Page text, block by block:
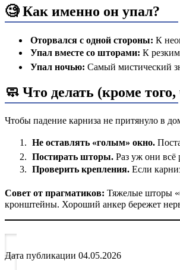
🧐 Как именно он упал?
Оторвался с одной стороны: К
Упал вместе со шторами: К
Упал ночью: Самый мистический
🧼 Что делать (кроме
Чтобы падение карниза не притянуло в
Не оставлять «голым» окно.
Постирать шторы. Раз уж они всё
Проверить крепления. Если
Совет от прагматиков: Тяжелые шторы
кронштейны. Хороший анкер бережет
Дата публикации 04.05.2026